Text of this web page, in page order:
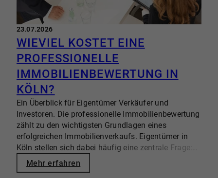
23.07.2026
WIEVIEL KOSTET EINE
PROFESSIONELLE
IMMOBILIENBEWERTUNG IN
KÖLN?
Ein Überblick für Eigentümer Verkäufer und
Investoren. Die professionelle Immobilienbewertung
zählt zu den wichtigsten Grundlagen eines
erfolgreichen Immobilienverkaufs. Eigentümer in
Köln stellen sich dabei häufig eine zentrale Frage:
Welche Kosten entstehen für eine fundierte
Immobilienbewertung. Viel wichtiger: Welche Form
Mehr erfahren